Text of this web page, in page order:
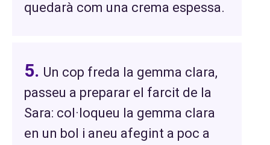
quedarà com una crema espessa.
Un cop freda la gemma clara,
passeu a preparar el farcit de la
Sara: col·loqueu la gemma clara
en un bol i aneu afegint a poc a